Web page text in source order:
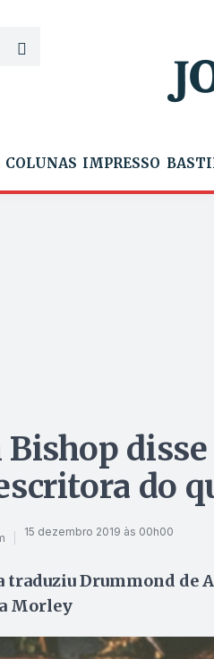
COLUNAS IMPRESSO
do
15 dezembro 2019 às 00h00
traduziu Drummond de
Morley